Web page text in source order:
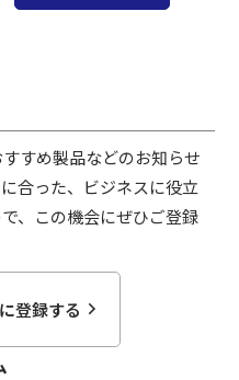
すめ製品などのお知らせ
合った、ビジネスに役立
、 この機会にぜひご登録
登録する